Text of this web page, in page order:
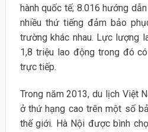
hành quốc tế; 8.016 hướng
nhiều thứ tiếng đảm bảo
trường khác nhau. Lực lượng
1,8 triệu lao động trong đó
trực tiếp.
Trong năm 2013, du lịch Việt
ở thứ hạng cao trên một số
thế giới. Hà Nội được bình